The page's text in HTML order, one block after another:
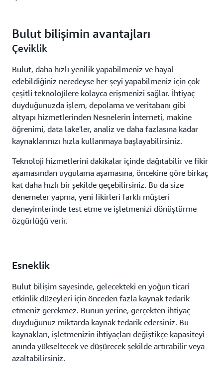
Bulut bilişimin avantajları
Çeviklik
Bulut, daha hızlı yenilik yapabilmeniz ve hayal
edebildiğiniz neredeyse her şeyi yapabilmeniz için çok
çeşitli teknolojilere kolayca erişmenizi sağlar. İhtiyaç
duyduğunuzda işlem, depolama ve veritabanı gibi
altyapı hizmetlerinden Nesnelerin İnterneti, makine
öğrenimi, data lake'ler, analiz ve daha fazlasına kadar
kaynaklarınızı hızla kullanmaya başlayabilirsiniz.
Teknoloji hizmetlerini dakikalar içinde dağıtabilir ve fikir
aşamasından uygulama aşamasına, öncekine göre birkaç
kat daha hızlı bir şekilde geçebilirsiniz. Bu da size
denemeler yapma, yeni fikirleri farklı müşteri
deneyimlerinde test etme ve işletmenizi dönüştürme
özgürlüğü verir.
Esneklik
Bulut bilişim sayesinde, gelecekteki en yoğun ticari
etkinlik düzeyleri için önceden fazla kaynak tedarik
etmeniz gerekmez. Bunun yerine, gerçekten ihtiyaç
duyduğunuz miktarda kaynak tedarik edersiniz. Bu
kaynakları, işletmenizin ihtiyaçları değiştikçe kapasiteyi
anında yükseltecek ve düşürecek şekilde artırabilir veya
azaltabilirsiniz.